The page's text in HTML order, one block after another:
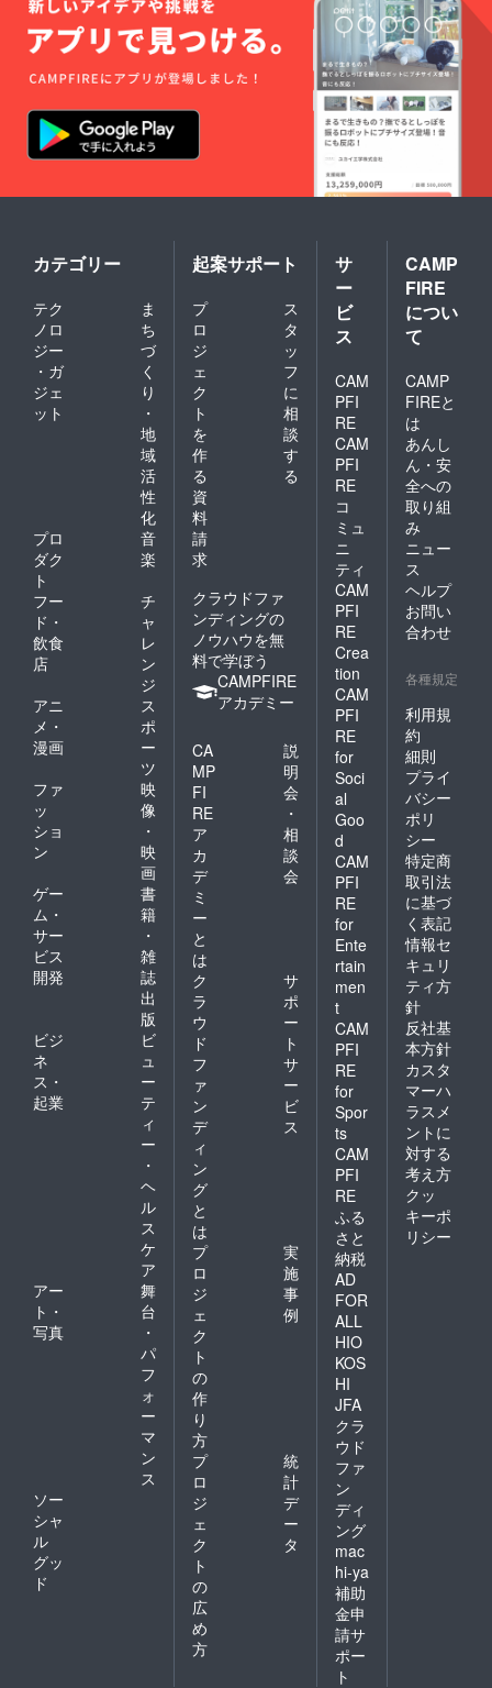
カテゴリー
テク
ノロ
ジー
・ガ
ジェ
ット
ま
ち
づ
く
り
・
地
域
活
性
化
プロ
ダク
ト
音
楽
フー
ド・
飲食
店
チ
ャ
レ
ン
ジ
アニ
メ・
漫画
ス
ポ
ー
ツ
ファ
ッ
ショ
ン
映
像
・
映
画
ゲー
ム・
サー
ビス
開発
書
籍
・
雑
誌
出
版
ビジ
ネ
ス・
起業
ビ
ュ
ー
テ
ィ
ー
・
ヘ
ル
ス
ケ
ア
アー
ト・
写真
舞
台
・
パ
フ
ォ
ー
マ
ン
ス
ソー
シャ
ル
グッ
ド
起案サポート
プ
ロ
ジ
ェ
ク
ト
を
作
る
ス
タ
ッ
フ
に
相
談
す
る
資
料
請
求
クラウドファ
ンディングの
ノウハウを無
料で学ぼう
CAMPFIRE
アカデミー
CA
MP
FI
RE
ア
カ
デ
ミ
ー
と
は
説
明
会
・
相
談
会
ク
ラ
ウ
ド
フ
ァ
ン
デ
ィ
ン
グ
と
は
サ
ポ
ー
ト
サ
ー
ビ
ス
プ
ロ
ジ
ェ
ク
ト
の
作
り
方
実
施
事
例
プ
ロ
ジ
ェ
ク
ト
の
広
め
方
統
計
デ
ー
タ
サ
ー
ビ
ス
CAM
PFI
RE
CAM
PFI
RE
コ
ミュ
ニ
ティ
CAM
PFI
RE
Crea
tion
CAM
PFI
RE
for
Soci
al
Goo
d
CAM
PFI
RE
for
Ente
rtain
men
t
CAM
PFI
RE
for
Spor
ts
CAM
PFI
RE
ふる
さと
納税
AD
FOR
ALL
HIO
KOS
HI
JFA
クラ
ウド
ファ
ン
ディ
ング
mac
hi-ya
補助
金申
請サ
ポー
ト
CAMP
FIRE
につい
て
CAMP
FIREと
は
あんし
ん・安
全への
取り組
み
ニュー
ス
ヘルプ
お問い
合わせ
各種規定
利用規
約
細則
プライ
バシー
ポリ
シー
特定商
取引法
に基づ
く表記
情報セ
キュリ
ティ方
針
反社基
本方針
カスタ
マーハ
ラスメ
ントに
対する
考え方
クッ
キーポ
リシー